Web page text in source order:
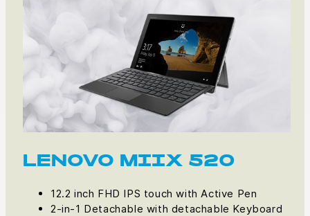
LENOVO MIIX 520
12.2 inch FHD IPS touch with Active Pen
2-in-1 Detachable with detachable Keyboard